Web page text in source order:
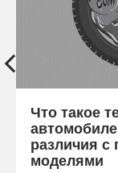
Что такое
различия
моделями